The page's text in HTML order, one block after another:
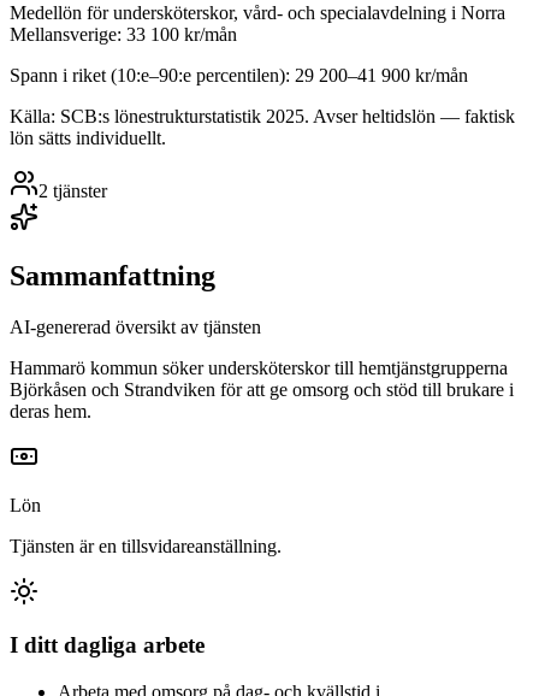
Medellön förundersköterskor, vård- och specialavdelning i Norra
Mellansverige: 33 100 kr/mån
Spann i riket (10:e–90:e percentilen): 29 200–41 900 kr/mån
Källa: SCB:s lönestrukturstatistik 2025. Avser heltidslön — faktisk
lön sätts individuellt.
2 tjänster
Sammanfattning
AI-genererad översikt av tjänsten
Hammarö kommun söker undersköterskor till hemtjänstgrupperna
Björkåsen och Strandviken för att ge omsorg och stöd till brukare i
deras hem.
Lön
Tjänsten är en tillsvidareanställning.
I ditt dagliga arbete
Arbeta med omsorg på dag- och kvällstid i